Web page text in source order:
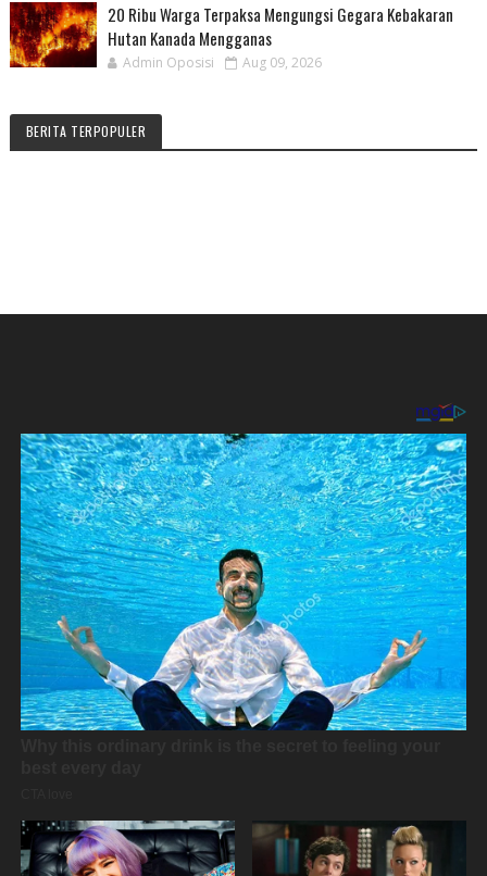
20 Ribu Warga Terpaksa Mengungsi Gegara Kebakaran
Hutan Kanada Mengganas
Admin Oposisi Aug 09, 2026
BERITA TERPOPULER